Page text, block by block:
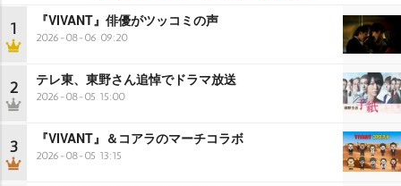
1 『VIVANT』俳優がツッコミの声
2026-08-06 09:20
2 テレ東、東野さん追悼でドラマ放送
2026-08-05 15:00
3 『VIVANT』＆コアラのマーチコラボ
2026-08-05 13:15